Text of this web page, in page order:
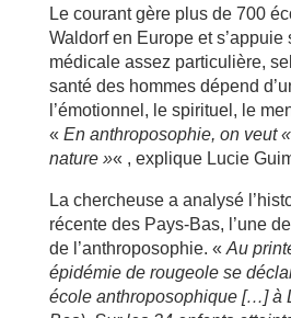
Le courant gère plus de 700
Waldorf en Europe et s’appuie
médicale assez particulière,
santé des hommes dépend
l’émotionnel, le spirituel, le
« En anthroposophie, on veut
nature »« , explique Lucie
La chercheuse a analysé
récente des Pays-Bas, l’une
de l’anthroposophie. « Au
épidémie de rougeole se
école anthroposophique […] à